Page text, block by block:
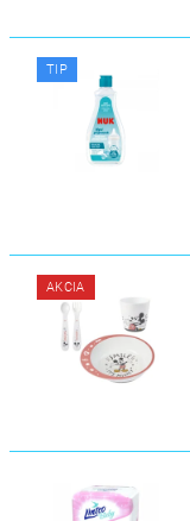
TIP
AKCIA